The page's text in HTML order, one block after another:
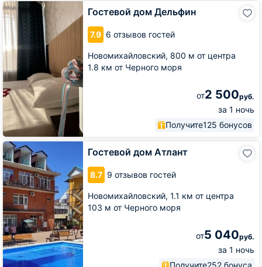
Гостевой дом Дельфин
7.9 6 отзывов гостей
Новомихайловский, 800 м от центра
1.8 км от Черного моря
от2 500руб.
за 1 ночь
Получите125 бонусов
Гостевой
дом
Дельфин
Гостевой дом Атлант
8.7 9 отзывов гостей
Новомихайловский, 1.1 км от центра
103 м от Черного моря
от5 040руб.
за 1 ночь
Получите252 бонуса
Гостевой
дом
Атлант